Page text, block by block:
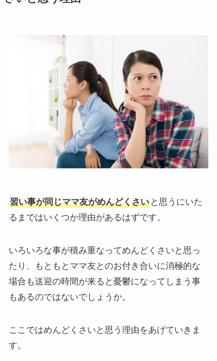
習い事が同じママ友がめんどくさいと思うにいた
るまではいくつか理由があるはずです。
いろいろな事が積み重なってめんどくさいと思っ
たり、もともとママ友とのお付き合いに消極的な
場合も送迎の時間が来ると憂鬱になってしまう事
もあるのではないでしょうか。
ここではめんどくさいと思う理由をあげていきま
す。